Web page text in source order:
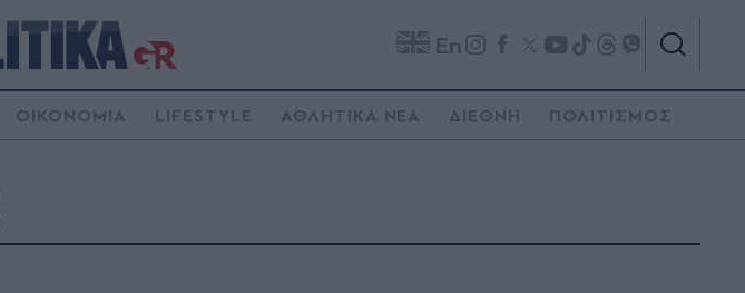
En
ΟΙΚΟΝΟΜΙΑ LIFESTYLE ΑΘΛΗΤΙΚΑ ΝΕΑ ΔΙΕΘΝΗ ΠΟΛΙΤΙΣΜΟΣ